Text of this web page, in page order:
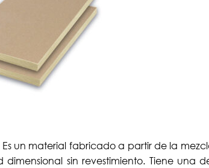
Es un material fabricado a partir de la
sin revestimiento. Tiene